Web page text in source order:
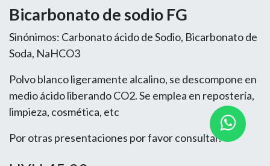
Bicarbonato de sodio FG
Sinónimos: Carbonato ácido de Sodio, Bicarbonato de
Soda, NaHCO3
Polvo blanco ligeramente alcalino, se descompone en
medio ácido liberando CO2. Se emplea en repostería,
limpieza, cosmética, etc
Por otras presentaciones por favor consultar.